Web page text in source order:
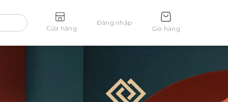
Cửa hàng
Đăng nhập
Giỏ hàng